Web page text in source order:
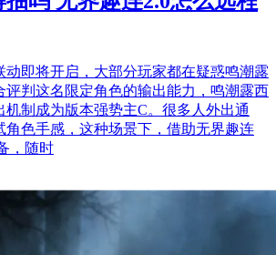
动即将开启，大部分玩家都在疑惑鸣潮露
评判这名限定角色的输出能力，鸣潮露西
机制成为版本强势主C。很多人外出通
角色手感，这种场景下，借助无界趣连
，随时